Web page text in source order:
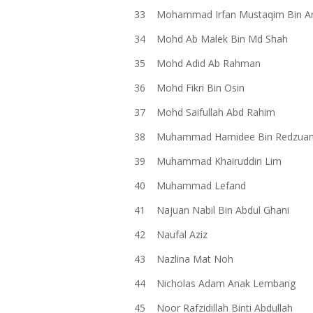
33
Mohammad Irfan Mustaqim Bin
34
Mohd Ab Malek Bin Md Shah
35
Mohd Adid Ab Rahman
36
Mohd Fikri Bin Osin
37
Mohd Saifullah Abd Rahim
38
Muhammad Hamidee Bin Redzuan
39
Muhammad Khairuddin Lim
40
Muhammad Lefand
41
Najuan Nabil Bin Abdul Ghani
42
Naufal Aziz
43
Nazlina Mat Noh
44
Nicholas Adam Anak Lembang
45
Noor Rafzidillah Binti Abdullah